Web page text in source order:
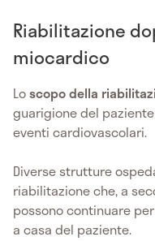
Riabilitazione
miocardico
Loscopo della
guarigione del
eventi cardiovascolari.
Diverse strutture
riabilitazione che, a
possono continuare
a casa del paziente.